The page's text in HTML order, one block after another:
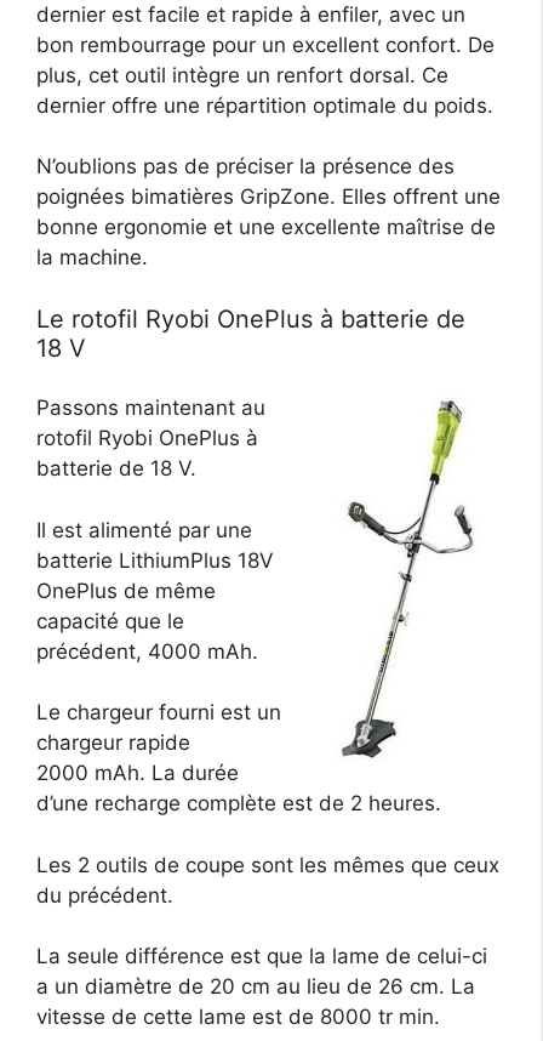
dernier est facile et rapide à enfiler, avec un
bon rembourrage pour un excellent confort. De
plus, cet outil intègre un renfort dorsal. Ce
dernier offre une répartition optimale du poids.
N’oublions pas de préciser la présence des
poignées bimatières GripZone. Elles offrent une
bonne ergonomie et une excellente maîtrise de
la machine.
Le rotofil Ryobi OnePlus à batterie de
18 V
Passons maintenant au
rotofil Ryobi OnePlus à
batterie de 18 V.
Il est alimenté par une
batterie LithiumPlus 18V
OnePlus de même
capacité que le
précédent, 4000 mAh.
Le chargeur fourni est un
chargeur rapide
2000 mAh. La durée
d’une recharge complète est de 2 heures.
Les 2 outils de coupe sont les mêmes que ceux
du précédent.
La seule différence est que la lame de celui-ci
a un diamètre de 20 cm au lieu de 26 cm. La
vitesse de cette lame est de 8000 tr min.